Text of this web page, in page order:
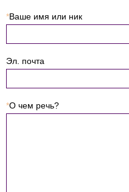
*Ваше имя или ник
Эл. почта
*О чем речь?